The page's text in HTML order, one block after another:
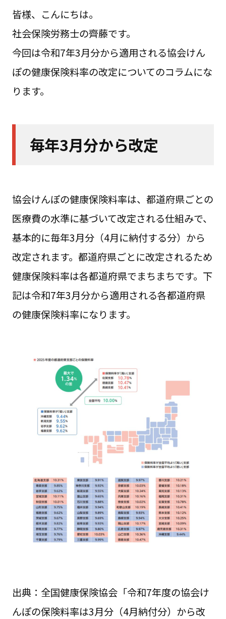
皆様、こんにちは。
社会保険労務士の齊藤です。
今回は令和7年3月分から適用される協会けん
ぽの健康保険料率の改定についてのコラムにな
ります。
毎年3月分から改定
協会けんぽの健康保険料率は、都道府県ごとの
医療費の水準に基づいて改定される仕組みで、
基本的に毎年3月分（4月に納付する分）から
改定されます。都道府県ごとに改定されるため
健康保険料率は各都道府県でまちまちです。下
記は令和7年3月分から適用される各都道府県
の健康保険料率になります。
出典：全国健康保険協会「令和7年度の協会け
んぽの保険料率は3月分（4月納付分）から改